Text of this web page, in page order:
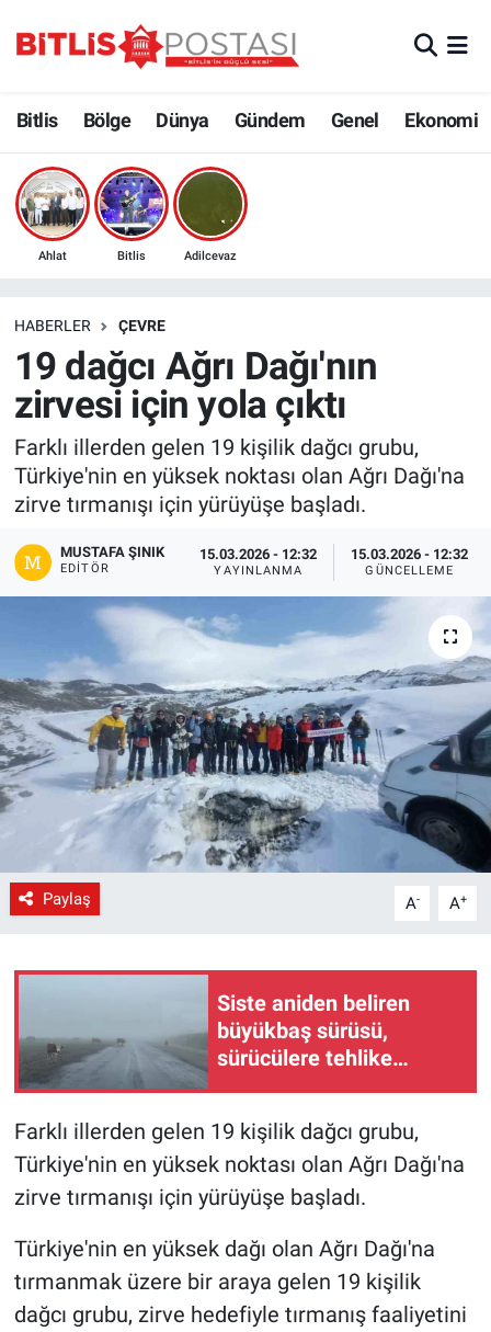
Bitlis Bölge Dünya Gündem Genel Ekonomi
Ahlat Bitlis Adilcevaz
HABERLER ÇEVRE
19 dağcı Ağrı Dağı'nın
zirvesi için yola çıktı
Farklı illerden gelen 19 kişilik dağcı grubu,
Türkiye'nin en yüksek noktası olan Ağrı Dağı'na
zirve tırmanışı için yürüyüşe başladı.
MUSTAFA ŞINIK
EDITÖR
15.03.2026 - 12:32
YAYINLANMA
15.03.2026 - 12:32
GÜNCELLEME
Paylaş A- A+
Siste aniden beliren
büyükbaş sürüsü,
sürücülere tehlike
Farklı illerden gelen 19 kişilik dağcı grubu,
Türkiye'nin en yüksek noktası olan Ağrı Dağı'na
zirve tırmanışı için yürüyüşe başladı.
Türkiye'nin en yüksek dağı olan Ağrı Dağı'na
tırmanmak üzere bir araya gelen 19 kişilik
dağcı grubu, zirve hedefiyle tırmanış faaliyetini
Bölge
Çevre
Eğitim
Ekonomi
Genel
Magazin
Politika
Resmi İlanlar
Sağlık
Spor
Yerel
Bitlis Trafik Yoğunluk Haritası
Süper Lig Puan Durumu ve Fikstür
Son Dakika Haberleri
Haber Arşivi